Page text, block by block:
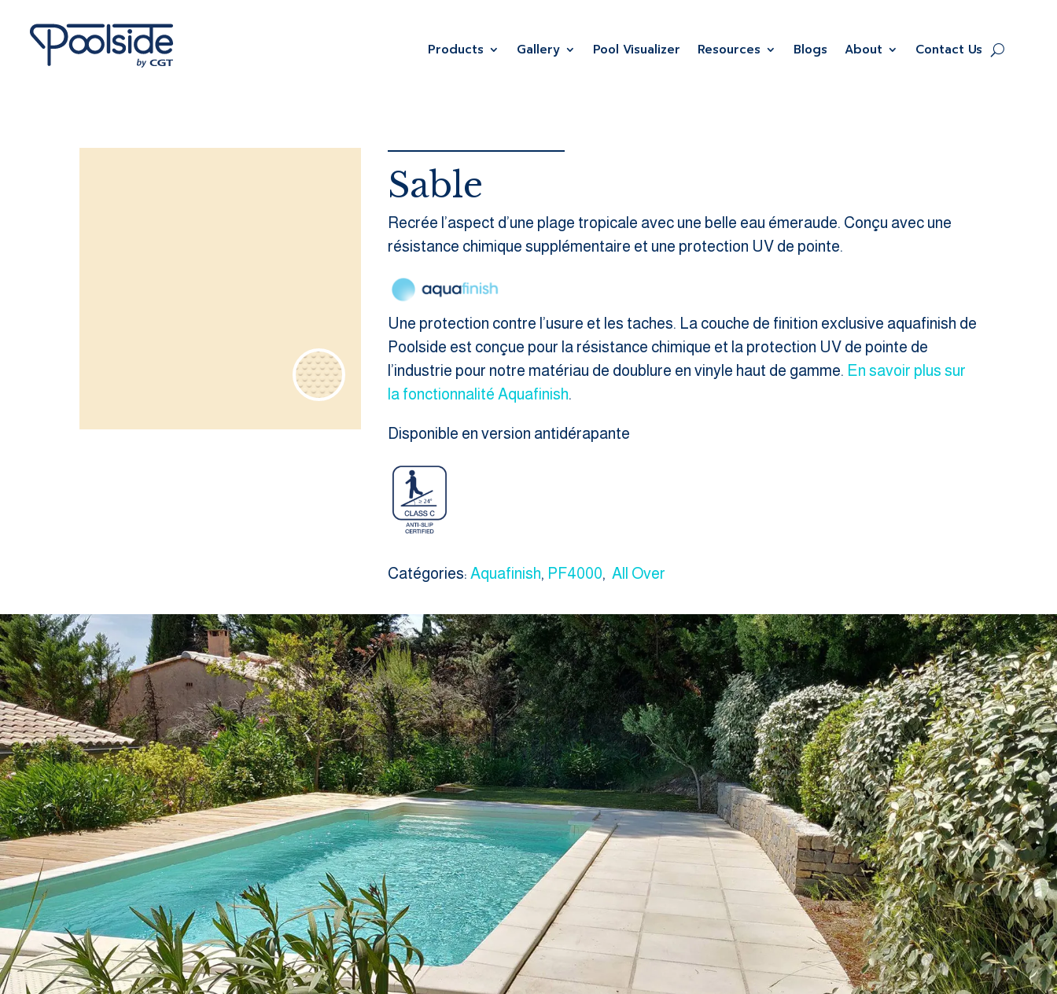
Products Gallery Pool Visualizer Resources Blogs About Contact Us
Sable
Recrée l’aspect d’une plage tropicale avec une belle eau émeraude. Conçu avec une
résistance chimique supplémentaire et une protection UV de pointe.
Une protection contre l’usure et les taches. La couche de finition exclusive aquafinish de
Poolside est conçue pour la résistance chimique et la protection UV de pointe de
l’industrie pour notre matériau de doublure en vinyle haut de gamme. En savoir plus sur
la fonctionnalité Aquafinish.
Disponible en version antidérapante
Catégories: Aquafinish, PF4000, All Over